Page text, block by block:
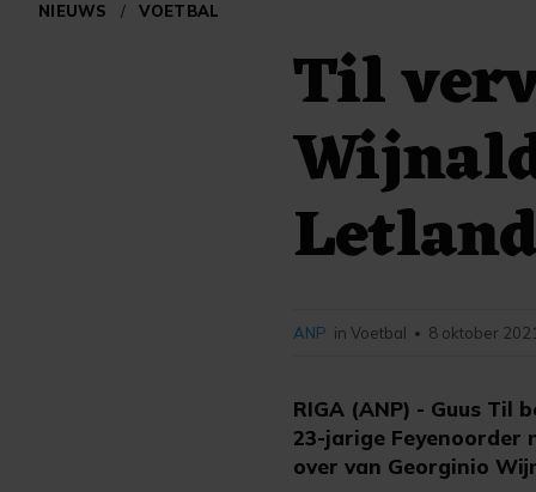
NIEUWS / VOETBAL
Til
RIGA (ANP) - Guus
23-jarige Feyenoorder
over van Georginio
ANP in Voetbal • 8 oktober